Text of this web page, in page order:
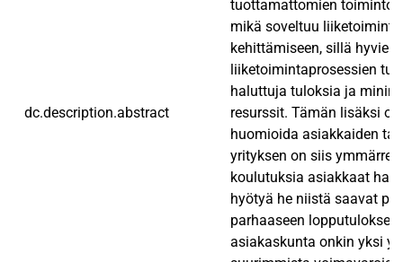
dc.description.abstract
tuottamattomien
mikä soveltuu
kehittämiseen, sillä hyvien
liiketoimintaprosessien
haluttuja tuloksia ja
resurssit. Tämän lisäksi
huomioida asiakkaiden
yrityksen on siis
koulutuksia asiakkaat
hyötyä he niistä saavat
parhaaseen
asiakaskunta onkin yksi